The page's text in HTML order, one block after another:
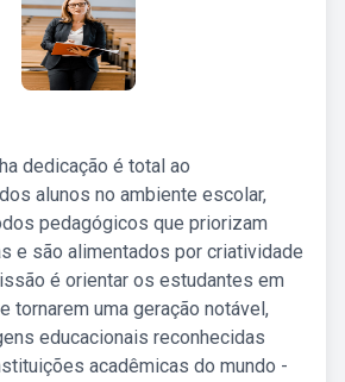
dedicação é total ao
alunos no ambiente escolar,
pedagógicos que priorizam
e são alimentados por criatividade
é orientar os estudantes em
tornarem uma geração notável,
educacionais reconhecidas
acadêmicas do mundo -